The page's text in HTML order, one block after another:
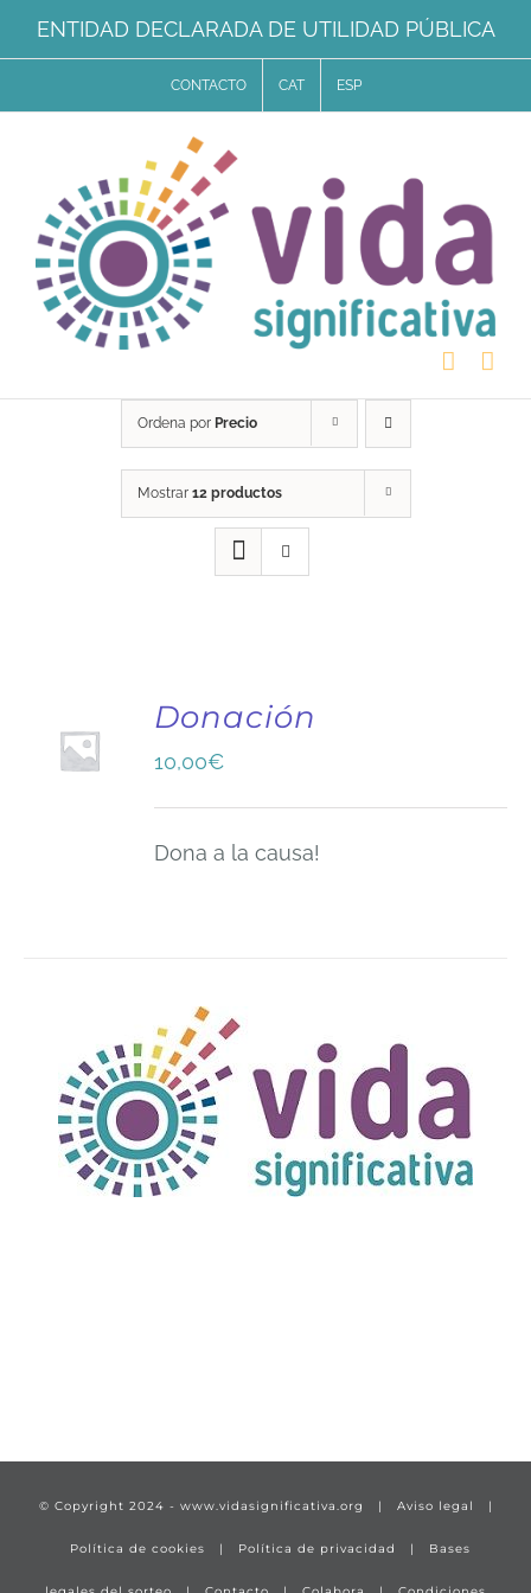
Saltar
al
ENTIDAD DECLARADA DE UTILIDAD PÚBLICA
CONTACTO CAT ESP
Ordena por Precio
Mostrar 12 productos
AL
CARRITO
Donación
10,00€
Dona a la causa!
© Copyright 2024 - www.vidasignificativa.org | Aviso legal |
Política de cookies | Política de privacidad | Bases